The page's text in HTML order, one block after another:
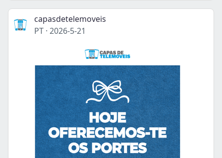
capasdetelemoveis
PT · 2026-5-21